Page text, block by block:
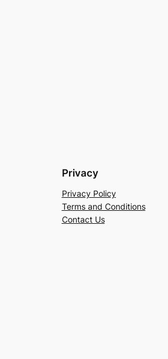
Privacy
Privacy Policy
Terms and Conditions
Contact Us